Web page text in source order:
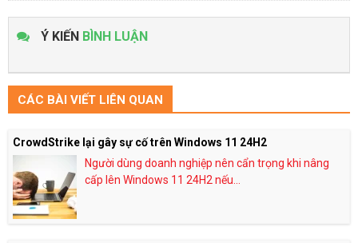
Ý KIẾN BÌNH LUẬN
CÁC BÀI VIẾT LIÊN QUAN
CrowdStrike lại gây sự cố trên Windows 11 24H2
Người dùng doanh nghiệp nên cẩn trọng khi nâng
cấp lên Windows 11 24H2 nếu...